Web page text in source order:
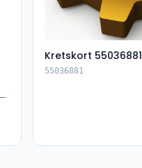
Kretskort 55036881
55036881